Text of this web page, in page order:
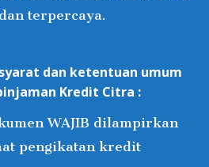
terpercaya.
dan ketentuan umum
Kredit Citra :
WAJIB dilampirkan
pengikatan kredit